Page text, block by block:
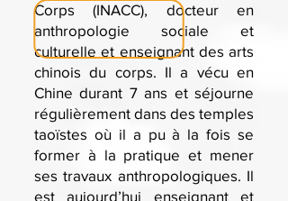
Corps (INACC), docteur en
anthropologie sociale et
culturelle et enseignant des arts
chinois du corps. Il a vécu en
Chine durant 7 ans et séjourne
régulièrement dans des temples
taoïstes où il a pu à la fois se
former à la pratique et mener
ses travaux anthropologiques. Il
est aujourd’hui enseignant et